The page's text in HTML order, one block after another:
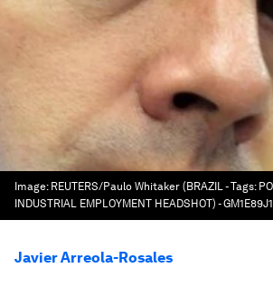
Image: REUTERS/Paulo Whitaker (BRAZIL - Tags:
INDUSTRIAL EMPLOYMENT HEADSHOT) -
Javier Arreola-Rosales